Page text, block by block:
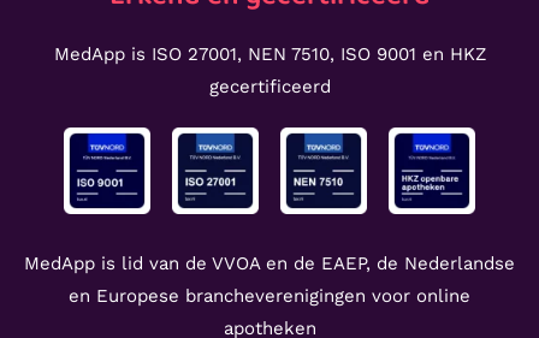
MedApp is ISO 27001, NEN 7510, ISO 9001 en HKZ
gecertificeerd
MedApp is lid van de VVOA en de EAEP, de Nederlandse
en Europese brancheverenigingen voor online
apotheken